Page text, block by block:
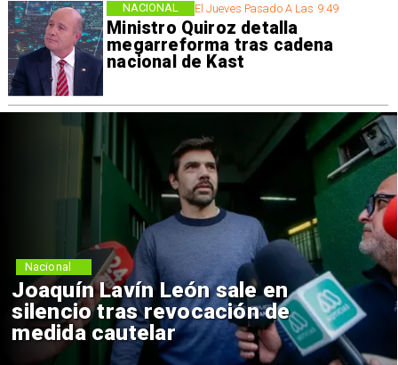
El Jueves Pasado A Las 9:49
Ministro Quiroz detalla
megarreforma tras cadena
nacional de Kast
NACIONAL
Joaquín Lavín León sale en
silencio tras revocación de
medida cautelar
Nacional